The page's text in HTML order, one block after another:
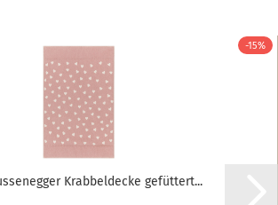
-15%
Krabbeldecke gefüttert...